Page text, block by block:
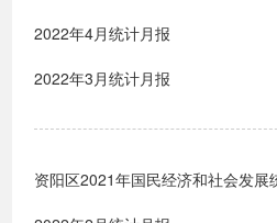
2022年4月统计月报
2022年3月统计月报